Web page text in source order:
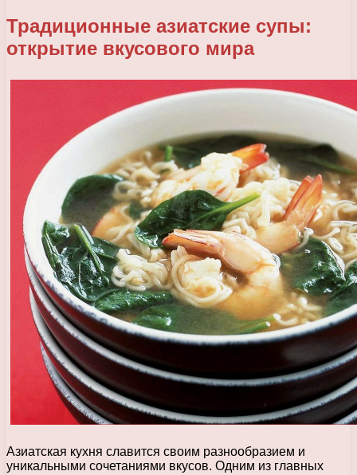
Традиционные азиатские супы:
открытие вкусового мира
Азиатская кухня славится своим разнообразием и
уникальными сочетаниями вкусов. Одним из главных